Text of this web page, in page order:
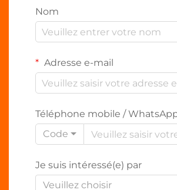
Nom
Adresse e-mail
Téléphone mobile /
Code
Je suis intéressé(e) par
Veuillez choisir